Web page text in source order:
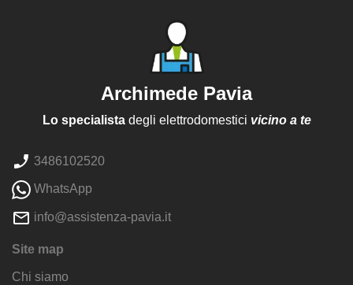
Archimede Pavia
Lo specialistadegli elettrodomestici vicino a te
3486102520
WhatsApp
info@assistenza-pavia.it
Site map
Chi siamo